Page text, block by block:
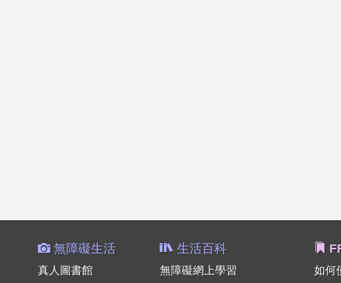
無障礙生活
真人圖書館
生活百科
無障礙網上學習
如何